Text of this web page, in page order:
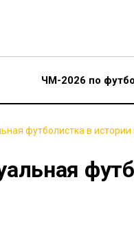
ЧМ-2026 по
футболистка в